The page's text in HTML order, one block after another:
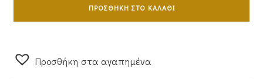
Ζιργκόν
ΠΡΟΣΘΉΚΗ ΣΤΟ ΚΑΛΆΘΙ
Προσθήκη στα αγαπημένα